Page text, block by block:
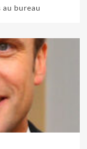
au bureau